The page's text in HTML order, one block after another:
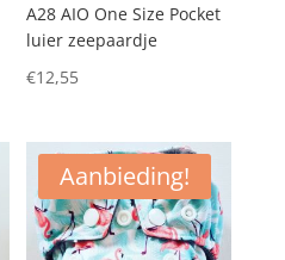
A28 AIO One Size Pocket
luier zeepaardje
€12,55
Aanbieding!